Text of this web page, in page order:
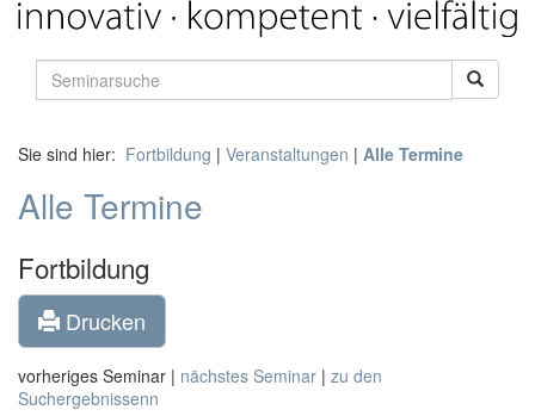
Sie sind hier: Fortbildung | Veranstaltungen | Alle Termine
Alle Termine
Fortbildung
Drucken
vorheriges Seminar | nächstes Seminar | zu den
Suchergebnissenn